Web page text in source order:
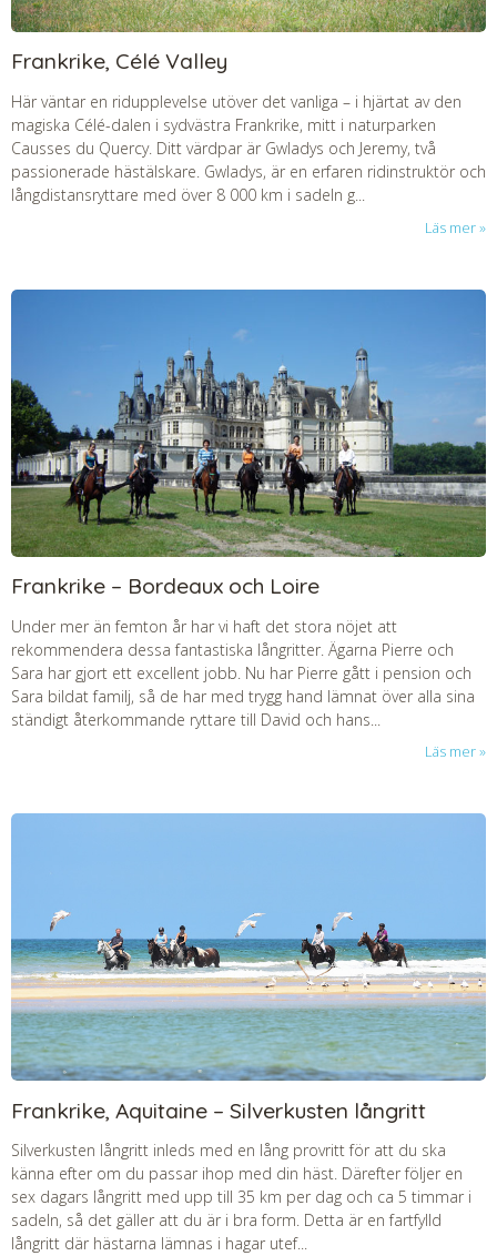
Frankrike, Célé Valley
Här väntar en ridupplevelse utöver det vanliga – i hjärtat av den
magiska Célé-dalen i sydvästra Frankrike, mitt i naturparken
Causses du Quercy. Ditt värdpar är Gwladys och Jeremy, två
passionerade hästälskare. Gwladys, är en erfaren ridinstruktör och
långdistansryttare med över 8 000 km i sadeln g...
Läs mer
Frankrike – Bordeaux och Loire
Under mer än femton år har vi haft det stora nöjet att
rekommendera dessa fantastiska långritter. Ägarna Pierre och
Sara har gjort ett excellent jobb. Nu har Pierre gått i pension och
Sara bildat familj, så de har med trygg hand lämnat över alla sina
ständigt återkommande ryttare till David och hans...
Läs mer
Frankrike, Aquitaine – Silverkusten långritt
Silverkusten långritt inleds med en lång provritt för att du ska
känna efter om du passar ihop med din häst. Därefter följer en
sex dagars långritt med upp till 35 km per dag och ca 5 timmar i
sadeln, så det gäller att du är i bra form. Detta är en fartfylld
långritt där hästarna lämnas i hagar utef...